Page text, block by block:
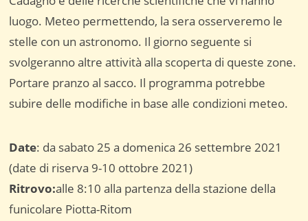
luogo. Meteo permettendo, la sera osserveremo le
stelle con un astronomo. Il giorno seguente si
svolgeranno altre attività alla scoperta di queste zone.
Portare pranzo al sacco. Il programma potrebbe
subire delle modifiche in base alle condizioni meteo.
Date: da sabato 25 a domenica 26 settembre 2021
(date di riserva 9-10 ottobre 2021)
Ritrovo:alle 8:10 alla partenza della stazione della
funicolare Piotta-Ritom